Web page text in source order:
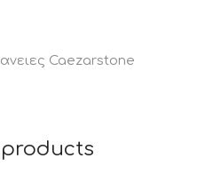
Caezarstone